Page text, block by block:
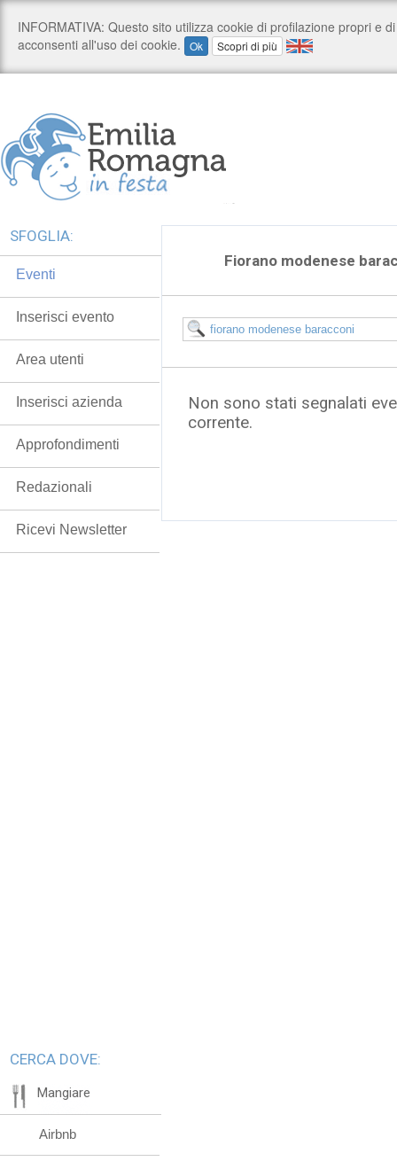
Fiorano modenese
Non sono stati segnalati
corrente.
SFOGLIA:
Eventi
Inserisci evento
Area utenti
Inserisci azienda
Approfondimenti
Redazionali
Ricevi Newsletter
CERCA DOVE:
Mangiare
Airbnb